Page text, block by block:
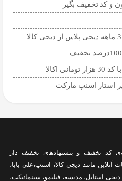
و کد تخفیف بگیر
اکالا
استار اسنپ مارکت
کد تخفیف و پیشنهادهای تخفیف دار
آنلاین مانند دیجی کالا، اسنپ،علی بابا،
دیجی استایل، مدیسه، فیلیمو، سینماتیکت،